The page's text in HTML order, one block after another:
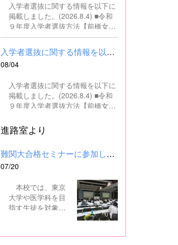
入学者選抜に関する情報を以下に
掲載しました。(2026.8.4) ■令和
９年度入学者選抜方法【前橋女子
高校】pdf はこちら ■群馬県教育
委員会webサイト 高校入試に関
するページはこちら
入学者選抜に関する情報を以下に掲載しました。(2026.8.4) ■令和...
08/04
入学者選抜に関する情報を以下に
掲載しました。(2026.8.4) ■令和
９年度入学者選抜方法【前橋女子
委員会webサイト 高校入試に関
するページはこちら
進路室より
難関大合格セミナーに参加しました
07/20
本校では、東京
大学や医学科を目
指す生徒を対象
格セミナーを行っ